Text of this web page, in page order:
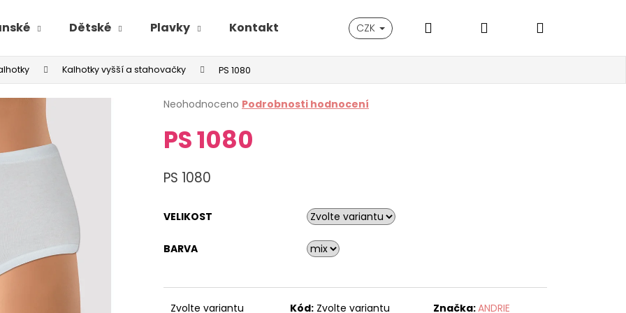
Dětské Plavky Kontakt CZK Hledat PřihlášeníNákupní
košík
Kalhotky vyšší a stahovačky PS 1080
Průměrné
produktu
je
z
5
Neohodnoceno Podrobnosti hodnocení
PS 1080
PS 1080
VELIKOST
BARVA
Zvolte variantu Kód: Zvolte variantu Značka:ANDRIE